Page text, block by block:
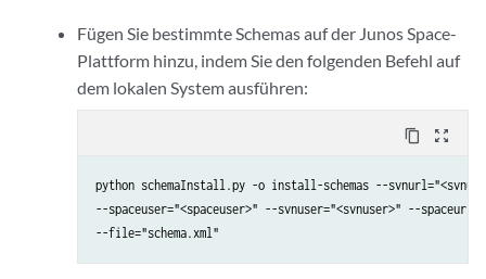
Fügen Sie bestimmte Schemas auf der Junos Space-
Plattform hinzu, indem Sie den folgenden Befehl auf
dem lokalen System ausführen:
content_copy zoom_out_map
python schemaInstall.py -o install-schemas --
--spaceuser="<spaceuser>" --svnuser="<svnuser>" --
--file="schema.xml"